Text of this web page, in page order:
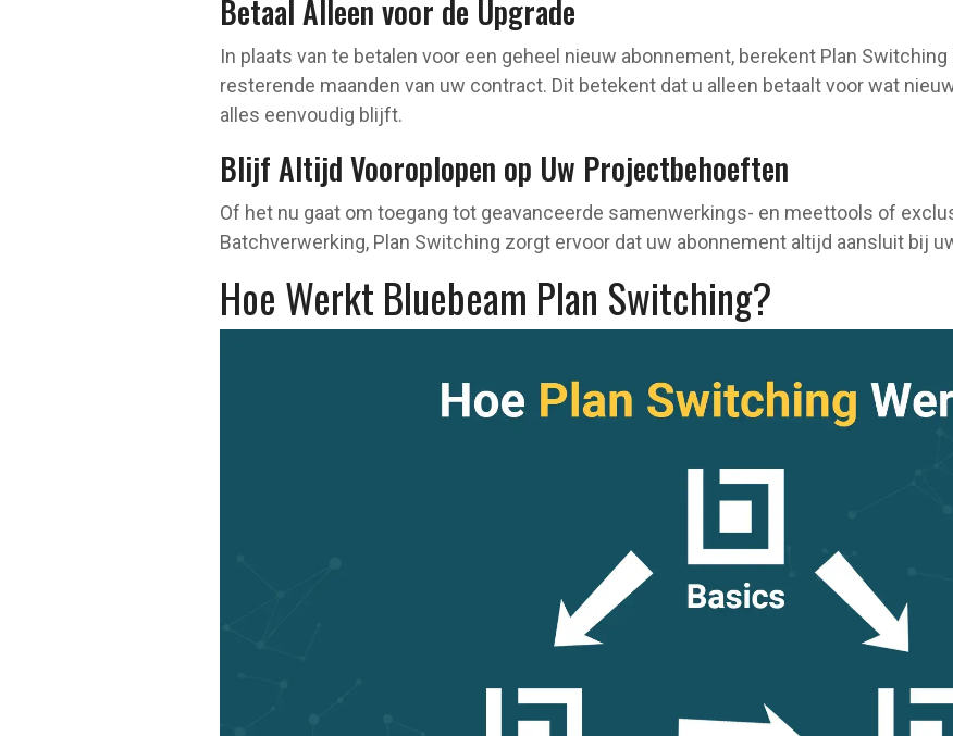
Betaal Alleen voor de Upgrade
In plaats van te betalen voor een geheel nieuw abonnement, berekent Plan
resterende maanden van uw contract. Dit betekent dat u alleen betaalt voor wat
alles eenvoudig blijft.
Blijf Altijd Vooroplopen op Uw Projectbehoeften
Of het nu gaat om toegang tot geavanceerde samenwerkings- en meettools of
Batchverwerking, Plan Switching zorgt ervoor dat uw abonnement altijd aansluit bij
Hoe Werkt Bluebeam Plan Switching?